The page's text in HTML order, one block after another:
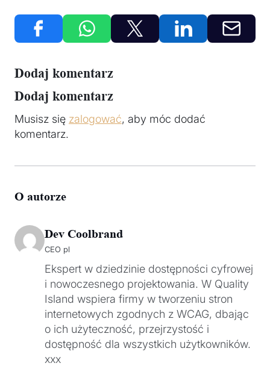
Dodaj komentarz
Dodaj komentarz
Musisz się zalogować, aby móc dodać
komentarz.
O autorze
Dev Coolbrand
CEO pl
Ekspert w dziedzinie dostępności cyfrowej
i nowoczesnego projektowania. W Quality
Island wspiera firmy w tworzeniu stron
internetowych zgodnych z WCAG, dbając
o ich użyteczność, przejrzystość i
dostępność dla wszystkich użytkowników.
xxx